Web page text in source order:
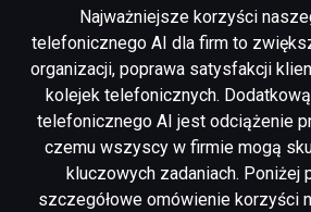
Najważniejsze korzyści
telefonicznego AI dla firm to
organizacji, poprawa satysfakcji
kolejek telefonicznych.
telefonicznego AI jest odciążenie
czemu wszyscy w firmie mogą
kluczowych zadaniach. Poniżej
szczegółowe omówienie korzyści